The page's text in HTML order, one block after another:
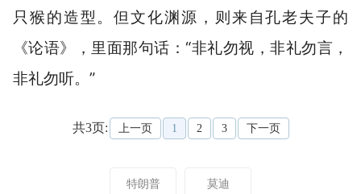
只猴的造型。但文化渊源，则来自孔老夫子的
《论语》，里面那句话：“非礼勿视，非礼勿言，
非礼勿听。”
共3页: 上一页 1 2 3 下一页
特朗普 莫迪